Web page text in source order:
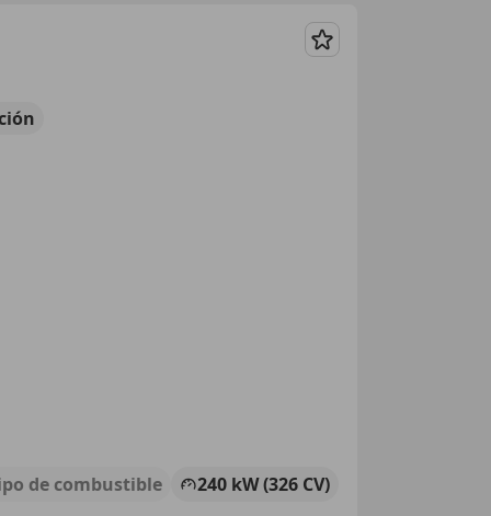
Guardar
de combustible
240 kW (326 CV)